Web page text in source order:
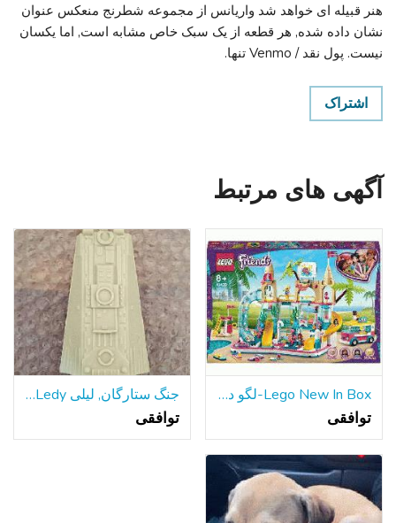
هنر قبیله ای خواهد شد واریانس از مجموعه شطرنج منعکس عنوان
نشان داده شده, هر قطعه از یک سبک خاص مشابه است, اما یکسان
نیست. پول نقد / Venmo تنها.
اشتراک
آگهی های مرتبط
Lego New In Box-لگو دوستان تابستان سرگرم کننده پارک آبی
توافقی
جنگ ستارگان, لیلی Ledy هزاره فالکون سطح شیب دار قسمت 1979
توافقی